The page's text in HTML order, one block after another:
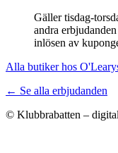
Gäller tisdag-
andra
inlösen av
Alla butiker hos
← Se alla erbjudanden
© Klubbrabatten –